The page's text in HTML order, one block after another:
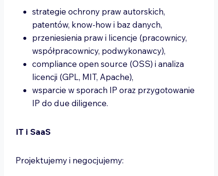
strategie ochrony praw autorskich,
patentów, know-how i baz danych,
przeniesienia praw i licencje (pracownicy,
współpracownicy, podwykonawcy),
compliance open source (OSS) i analiza
licencji (GPL, MIT, Apache),
wsparcie w sporach IP oraz przygotowanie
IP do due diligence.
IT i SaaS
Projektujemy i negocjujemy: